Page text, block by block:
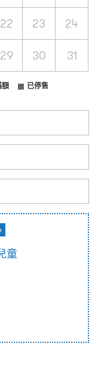
22 23 24
29 30 31
額 已停售
童